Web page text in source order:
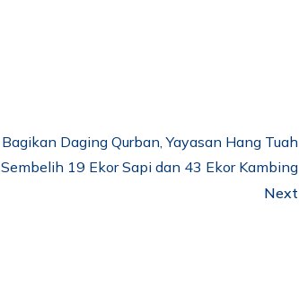
Bagikan Daging Qurban, Yayasan Hang Tuah
Sembelih 19 Ekor Sapi dan 43 Ekor Kambing
Next